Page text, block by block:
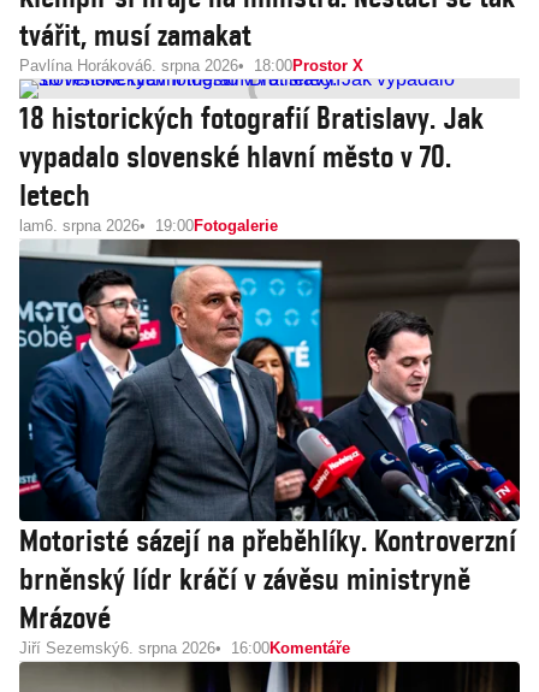
tvářit, musí zamakat
Pavlína Horáková6. srpna 2026 18:00Prostor X
18 historických fotografií Bratislavy. Jak
vypadalo slovenské hlavní město v 70.
letech
lam6. srpna 2026 19:00Fotogalerie
Motoristé sázejí na přeběhlíky. Kontroverzní
brněnský lídr kráčí v závěsu ministryně
Mrázové
Jiří Sezemský6. srpna 2026 16:00Komentáře